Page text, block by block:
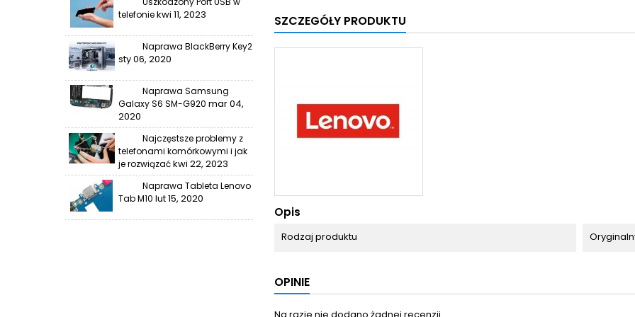
telefoniekwi 11, 2023
Naprawa BlackBerry Key2
sty 06, 2020
Naprawa Samsung
Galaxy S6 SM-G920 mar 04,
2020
Najczęstsze problemy z
telefonami komórkowymi i jak
je rozwiązaćkwi 22, 2023
Naprawa Tableta Lenovo
Tab M10 lut 15, 2020
SZCZEGÓŁY PRODUKTU
Opis
Rodzaj produktu
OPINIE